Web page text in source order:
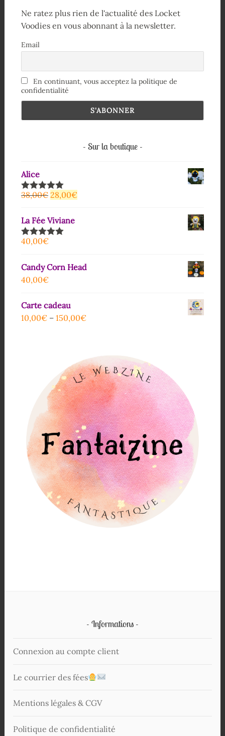
Ne ratez plus rien de l'actualité des Locket
Voodies en vous abonnant à la newsletter.
Email
En continuant, vous acceptez la politique de
confidentialité
Sur la boutique
Alice
Note5.00
38,00€ 28,00€
La Fée Viviane
Note5.00
40,00€
Candy Corn Head
40,00€
Carte cadeau
10,00€– 150,00€
Informations
Connexion au compte client
Le courrier des fées
Mentions légales & CGV
Politique de confidentialité